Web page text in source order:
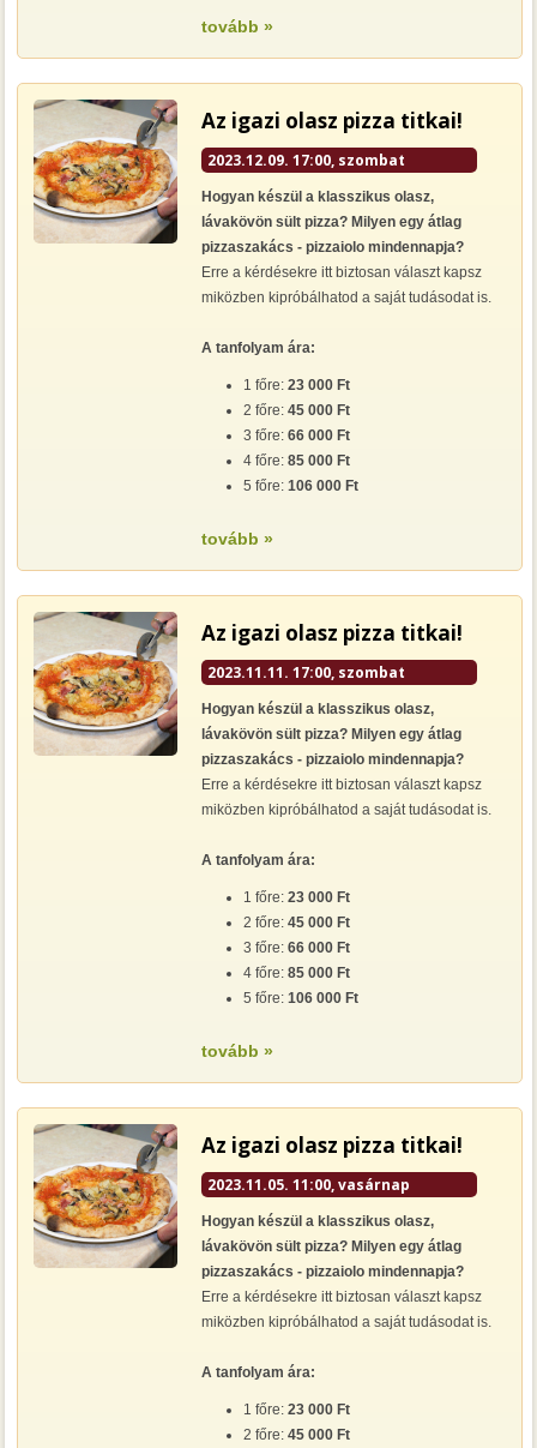
tovább »
Az igazi olasz pizza titkai!
2023.12.09. 17:00, szombat
Hogyan készül a klasszikus olasz,
lávakövön sült pizza? Milyen egy átlag
pizzaszakács - pizzaiolo mindennapja?
Erre a kérdésekre itt biztosan választ kapsz
miközben kipróbálhatod a saját tudásodat is.
A tanfolyam ára:
1 főre:23 000 Ft
2 főre:45 000 Ft
3 főre:66 000 Ft
4 főre:85 000 Ft
5 főre:106 000 Ft
tovább »
Az igazi olasz pizza titkai!
2023.11.11. 17:00, szombat
Hogyan készül a klasszikus olasz,
lávakövön sült pizza? Milyen egy átlag
pizzaszakács - pizzaiolo mindennapja?
Erre a kérdésekre itt biztosan választ kapsz
miközben kipróbálhatod a saját tudásodat is.
A tanfolyam ára:
1 főre:23 000 Ft
2 főre:45 000 Ft
3 főre:66 000 Ft
4 főre:85 000 Ft
5 főre:106 000 Ft
tovább »
Az igazi olasz pizza titkai!
2023.11.05. 11:00, vasárnap
Hogyan készül a klasszikus olasz,
lávakövön sült pizza? Milyen egy átlag
pizzaszakács - pizzaiolo mindennapja?
Erre a kérdésekre itt biztosan választ kapsz
miközben kipróbálhatod a saját tudásodat is.
A tanfolyam ára:
1 főre:23 000 Ft
2 főre:45 000 Ft